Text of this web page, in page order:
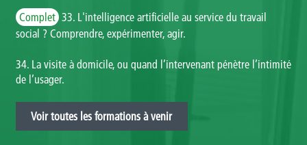
Offres sur mesure
Témoignages
Méthodologie
Publics et références
Complet 33. L'intelligence artificielle au service du travail
social ? Comprendre, expérimenter, agir.
34. La visite à domicile, ou quand l’intervenant pénètre l’intimité
de l’usager.
Voir toutes les formations à venir